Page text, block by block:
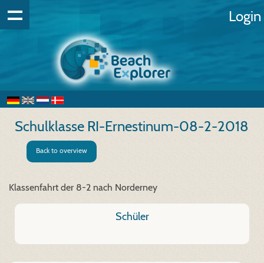
Login
Schulklasse RI-Ernestinum-08-2-2018
Back to overview
Klassenfahrt der 8-2 nach Norderney
Schüler